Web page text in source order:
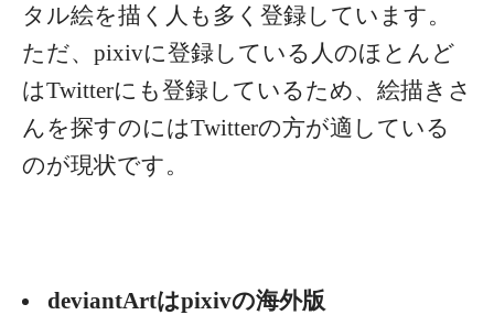
タル絵を描く人も多く登録しています。
ただ、pixivに登録している人のほとんど
はTwitterにも登録しているため、絵描きさ
んを探すのにはTwitterの方が適している
のが現状です。
deviantArtはpixivの海外版